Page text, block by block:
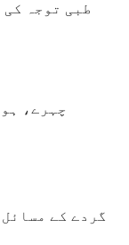
طبی توجہ
چہرے،
گردے کے